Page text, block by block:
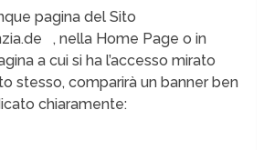
pagina del Sito
, nella Home Page o in
a cui si ha l’accesso mirato
stesso, comparirà un banner ben
chiaramente: